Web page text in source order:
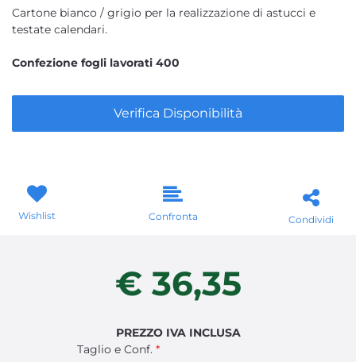
Cartone bianco / grigio per la realizzazione di astucci e
testate calendari.
Confezione fogli lavorati 400
Verifica Disponibilità
Wishlist Confronta Condividi
€ 36,35
PREZZO IVA INCLUSA
Taglio e Conf.*